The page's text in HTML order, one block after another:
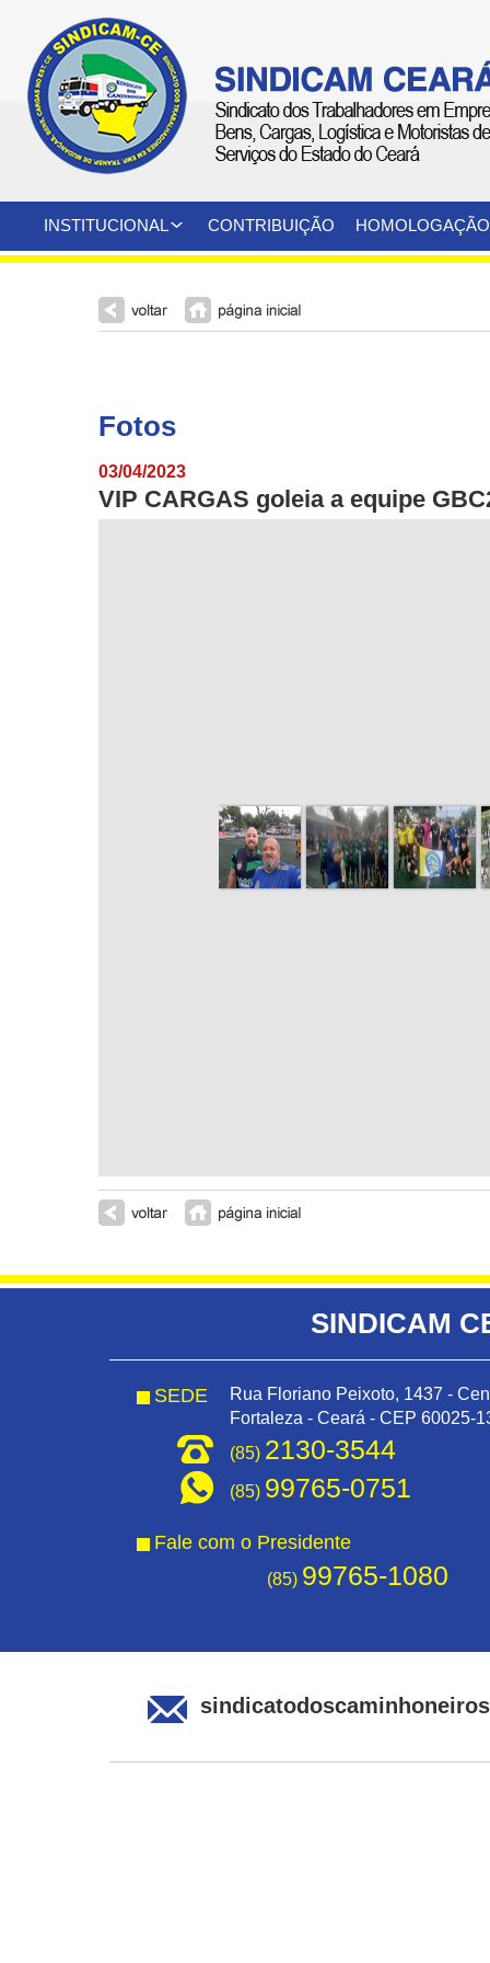
INSTITUCIONAL CONTRIBUIÇÃO HOMOLOGAÇÃO
Fotos
03/04/2023
VIP CARGAS goleia a equipe
SINDICAM
SEDE
Rua Floriano Peixoto, 1437 -
Fortaleza - Ceará - CEP 60025-
(85) 2130-3544
(85) 99765-0751
Fale com o Presidente
(85) 99765-1080